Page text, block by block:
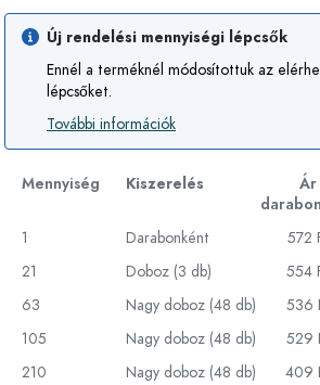
Új rendelési mennyiségi lépcsők
Ennél a terméknél módosítottuk az
lépcsőket.
További információk
Mennyiség Kiszerelés
Ár
1
Darabonként
572
21
Doboz (3 db) 554
63
Nagy doboz (48 db) 536
105
Nagy doboz (48 db) 529
210
Nagy doboz (48 db) 409